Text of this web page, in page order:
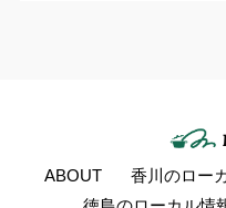
ABOUT 香川のロー